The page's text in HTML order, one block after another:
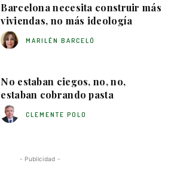
Barcelona necesita construir más
viviendas, no más ideología
MARILÉN BARCELÓ
No estaban ciegos, no, no,
estaban cobrando pasta
CLEMENTE POLO
- Publicidad -